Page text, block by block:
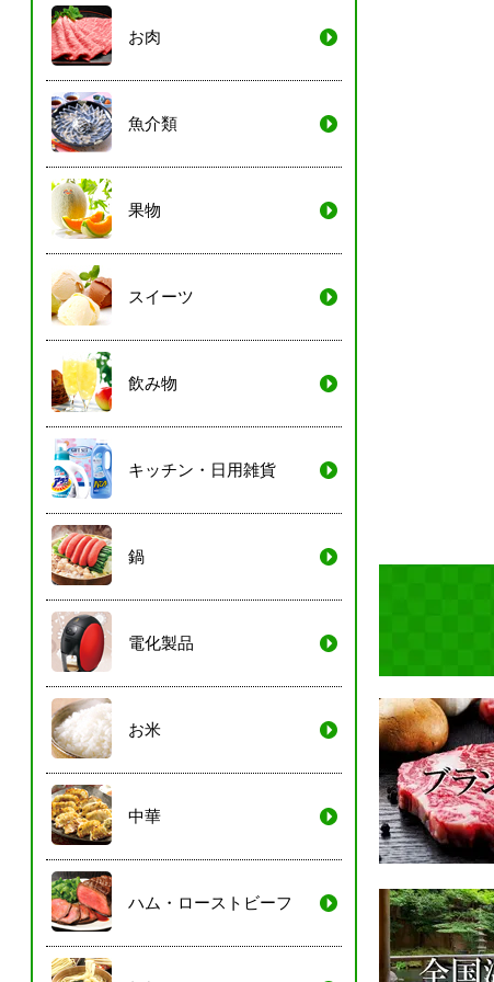
お肉
魚介類
果物
スイーツ
飲み物
キッチン・日用雑貨
鍋
電化製品
お米
中華
ハム・ローストビーフ